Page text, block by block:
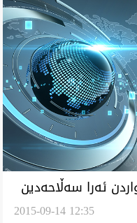
ئه‌را سه‌ڵاحه‌دين
2015-09-14 12:35